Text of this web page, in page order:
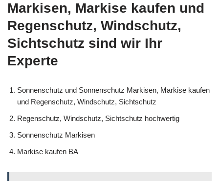
Markisen, Markise kaufen und
Regenschutz, Windschutz,
Sichtschutz sind wir Ihr
Experte
Sonnenschutz und Sonnenschutz Markisen, Markise kaufen
und Regenschutz, Windschutz, Sichtschutz
Regenschutz, Windschutz, Sichtschutz hochwertig
Sonnenschutz Markisen
Markise kaufen BA